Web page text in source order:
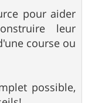
pour aider
leur
course ou
possible,